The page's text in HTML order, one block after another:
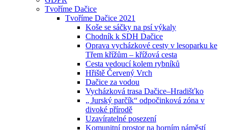
Tvoříme Dačice
Tvoříme Dačice 2021
Koše se sáčky na psí výkaly
Chodník k SDH Dačice
Oprava vycházkové cesty v lesoparku ke
Třem křížům – křížová cesta
Cesta vedoucí kolem rybníků
Hřiště Červený Vrch
Dačice za vodou
Vycházková trasa Dačice–Hradišťko
„ Jurský parčík“ odpočinková zóna v
divoké přírodě
Uzavíratelné posezení
Komunitní prostor na horním náměstí